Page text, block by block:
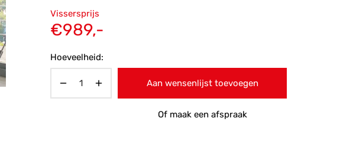
Oorspronkelijke
prijs was:
Vissersprijs
€989,-
Hoeveelheid:
Aan wensenlijst toevoegen
Of maak een afspraak